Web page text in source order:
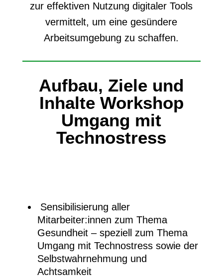
zur effektiven Nutzung digitaler Tools
vermittelt, um eine gesündere
Arbeitsumgebung zu schaffen.
Aufbau, Ziele und
Inhalte Workshop
Umgang mit
Technostress
Sensibilisierung aller
Mitarbeiter:innen zum Thema
Gesundheit – speziell zum Thema
Umgang mit Technostress sowie der
Selbstwahrnehmung und
Achtsamkeit